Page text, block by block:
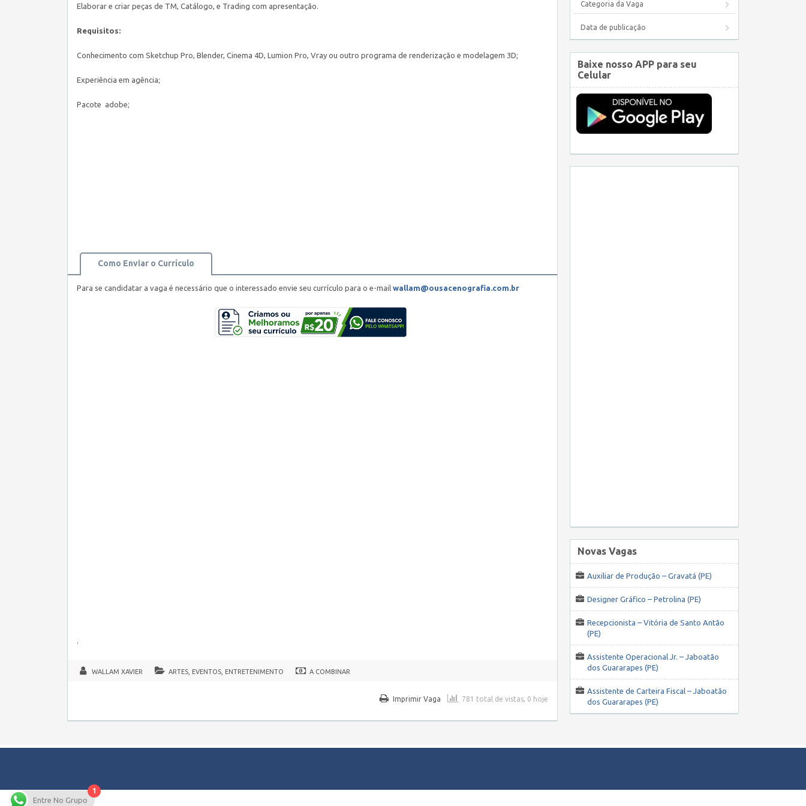
Elaborar e criar peças de TM, Catálogo, e Trading com apresentação.
Requisitos:
Conhecimento com Sketchup Pro, Blender, Cinema 4D, Lumion Pro, Vray ou outro programa de renderização e modelagem 3D;
Experiência em agência;
Pacote adobe;
Como Enviar o Currículo
Para se candidatar a vaga é necessário que o interessado envie seu currículo para o e-mail wallam@ousacenografia.com.br
.
WALLAM XAVIER ARTES, EVENTOS, ENTRETENIMENTO A COMBINAR
781 total de vistas, 0 hoje
Imprimir Vaga
Categoria da Vaga
Data de publicação
Baixe nosso APP para seu
Celular
Novas Vagas
Auxiliar de Produção – Gravatá (PE)
Designer Gráfico – Petrolina (PE)
Recepcionista – Vitória de Santo Antão
(PE)
Assistente Operacional Jr. – Jaboatão
dos Guararapes (PE)
Assistente de Carteira Fiscal – Jaboatão
dos Guararapes (PE)
1
Entre No Grupo